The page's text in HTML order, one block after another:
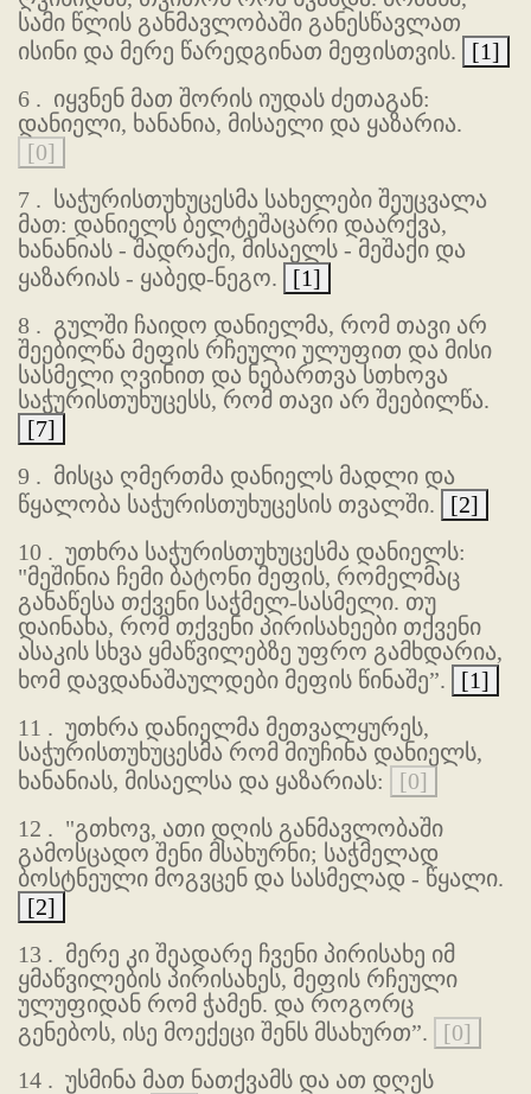
სამი წლის განმავლობაში განესწავლათ
ისინი და მერე წარედგინათ მეფისთვის.
[1]
6 . იყვნენ მათ შორის იუდას ძეთაგან:
დანიელი, ხანანია, მისაელი და ყაზარია.
[0]
7 . საჭურისთუხუცესმა სახელები შეუცვალა
მათ: დანიელს ბელტეშაცარი დაარქვა,
ხანანიას - შადრაქი, მისაელს - მეშაქი და
ყაზარიას - ყაბედ-ნეგო.
[1]
8 . გულში ჩაიდო დანიელმა, რომ თავი არ
შეებილწა მეფის რჩეული ულუფით და მისი
სასმელი ღვინით და ნებართვა სთხოვა
საჭურისთუხუცესს, რომ თავი არ შეებილწა.
[7]
9 . მისცა ღმერთმა დანიელს მადლი და
წყალობა საჭურისთუხუცესის თვალში.
[2]
10 . უთხრა საჭურისთუხუცესმა დანიელს:
"მეშინია ჩემი ბატონი მეფის, რომელმაც
განაწესა თქვენი საჭმელ-სასმელი. თუ
დაინახა, რომ თქვენი პირისახეები თქვენი
ასაკის სხვა ყმაწვილებზე უფრო გამხდარია,
ხომ დავდანაშაულდები მეფის წინაშე”.
[1]
11 . უთხრა დანიელმა მეთვალყურეს,
საჭურისთუხუცესმა რომ მიუჩინა დანიელს,
ხანანიას, მისაელსა და ყაზარიას:
[0]
12 . "გთხოვ, ათი დღის განმავლობაში
გამოსცადო შენი მსახურნი; საჭმელად
ბოსტნეული მოგვცენ და სასმელად - წყალი.
[2]
13 . მერე კი შეადარე ჩვენი პირისახე იმ
ყმაწვილების პირისახეს, მეფის რჩეული
ულუფიდან რომ ჭამენ. და როგორც
გენებოს, ისე მოექეცი შენს მსახურთ”.
[0]
14 . უსმინა მათ ნათქვამს და ათ დღეს